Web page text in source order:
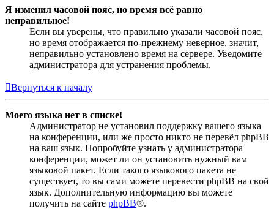
Я изменил часовой пояс, но время всё равно
неправильное!
Если вы уверены, что правильно указали часовой пояс,
но время отображается по-прежнему неверное, значит,
неправильно установлено время на сервере. Уведомите
администратора для устранения проблемы.
Вернуться к началу
Моего языка нет в списке!
Администратор не установил поддержку вашего языка
на конференции, или же просто никто не перевёл phpBB
на ваш язык. Попробуйте узнать у администратора
конференции, может ли он установить нужный вам
языковой пакет. Если такого языкового пакета не
существует, то вы сами можете перевести phpBB на свой
язык. Дополнительную информацию вы можете
получить на сайте phpBB®.